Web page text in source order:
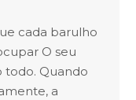
cada barulho
O seu
todo. Quando
a